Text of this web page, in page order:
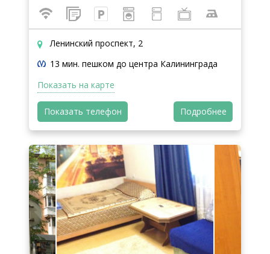
Ленинский проспект, 2
13 мин. пешком до центра Калининграда
Показать на карте
Показать телефон Подробнее